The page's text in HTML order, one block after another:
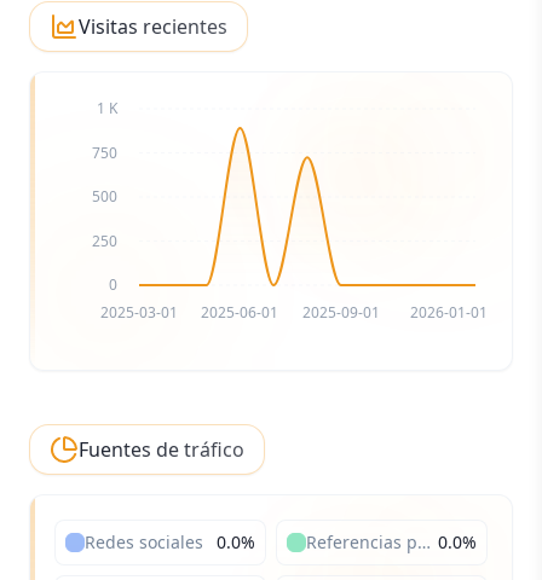
Visitas recientes
2025-03-01 2025-06-01 2025-09-01 2026-01-01
0
250
500
750
1 K
Fuentes de tráfico
Redes sociales 0.0% Referencias pagadas 0.0%